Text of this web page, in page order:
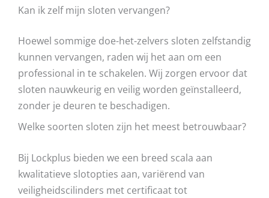
Kan ik zelf mijn sloten vervangen?
Hoewel sommige doe-het-zelvers sloten zelfstandig
kunnen vervangen, raden wij het aan om een
professional in te schakelen. Wij zorgen ervoor dat
sloten nauwkeurig en veilig worden geïnstalleerd,
zonder je deuren te beschadigen.
Welke soorten sloten zijn het meest betrouwbaar?
Bij Lockplus bieden we een breed scala aan
kwalitatieve slotopties aan, variërend van
veiligheidscilinders met certificaat tot